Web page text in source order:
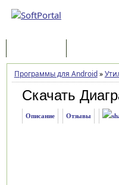
Программы для Android»
Скачать
Описание Отзывы